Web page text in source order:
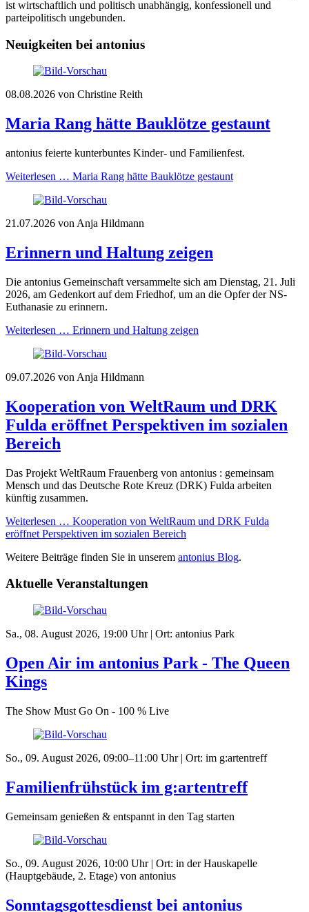
ist wirtschaftlich und politisch unabhängig, konfessionell und
parteipolitisch ungebunden.
Neuigkeiten bei antonius
08.08.2026 von Christine Reith
Maria Rang hätte Bauklötze gestaunt
antonius feierte kunterbuntes Kinder- und Familienfest.
Weiterlesen … Maria Rang hätte Bauklötze gestaunt
21.07.2026 von Anja Hildmann
Erinnern und Haltung zeigen
Die antonius Gemeinschaft versammelte sich am Dienstag, 21. Juli
2026, am Gedenkort auf dem Friedhof, um an die Opfer der NS-
Euthanasie zu erinnern.
Weiterlesen … Erinnern und Haltung zeigen
09.07.2026 von Anja Hildmann
Kooperation von WeltRaum und DRK
Fulda eröffnet Perspektiven im sozialen
Bereich
Das Projekt WeltRaum Frauenberg von antonius : gemeinsam
Mensch und das Deutsche Rote Kreuz (DRK) Fulda arbeiten
künftig zusammen.
Weiterlesen … Kooperation von WeltRaum und DRK Fulda
eröffnet Perspektiven im sozialen Bereich
Weitere Beiträge finden Sie in unserem antonius Blog.
Aktuelle Veranstaltungen
Sa., 08. August 2026, 19:00 Uhr | Ort: antonius Park
Open Air im antonius Park - The Queen
Kings
The Show Must Go On - 100 % Live
So., 09. August 2026, 09:00–11:00 Uhr | Ort: im g:artentreff
Familienfrühstück im g:artentreff
Gemeinsam genießen & entspannt in den Tag starten
So., 09. August 2026, 10:00 Uhr | Ort: in der Hauskapelle
(Hauptgebäude, 2. Etage) von antonius
Sonntagsgottesdienst bei antonius